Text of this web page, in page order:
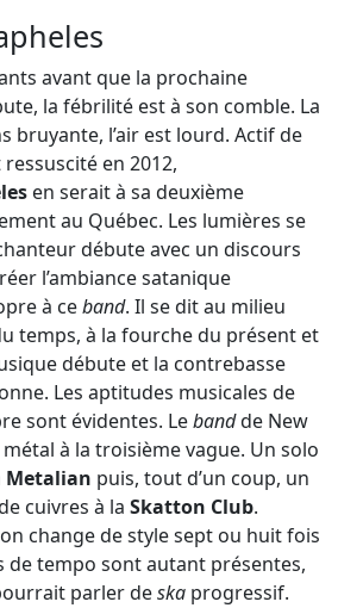
avant que la prochaine
la fébrilité est à son comble. La
bruyante, l’air est lourd. Actif de
ressuscité en 2012,
en serait à sa deuxième
au Québec. Les lumières se
débute avec un discours
l’ambiance satanique
à ceband. Il se dit au milieu
temps, à la fourche du présent et
débute et la contrebasse
Les aptitudes musicales de
sont évidentes. Lebandde New
à la troisième vague. Un solo
Metalian puis, tout d’un coup, un
cuivres à la Skatton Club.
change de style sept ou huit fois
de tempo sont autant présentes,
parler deska progressif.